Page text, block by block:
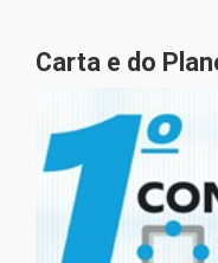
Carta e do